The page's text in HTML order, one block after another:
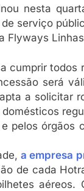
nesta
serviço
Flyways
cumprir todos
será
a solicitar
pelos órgãos
a empresa
de cada
aéreos.